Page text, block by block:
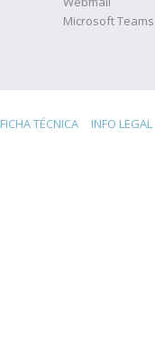
Microsoft Teams
FICHA TÉCNICA INFO LEGAL